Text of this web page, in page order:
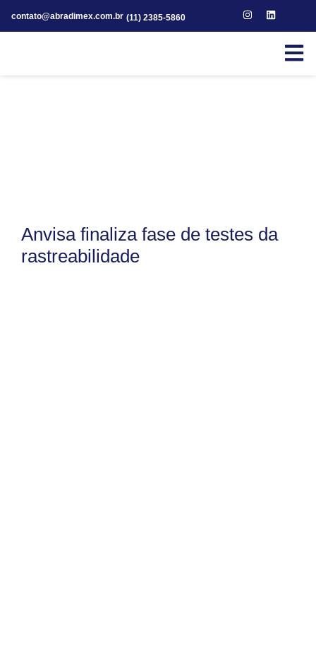
contato@abradimex.com.br (11) 2385-5860
Anvisa finaliza fase de testes da
rastreabilidade